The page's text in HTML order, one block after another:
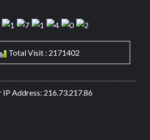
Total Visit : 2171402
IP Address: 216.73.217.86